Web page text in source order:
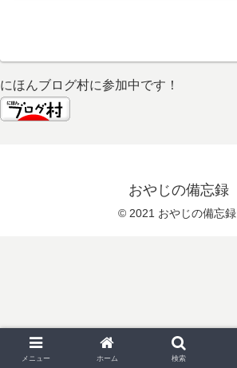
にほんブログ村に参加中です！
おやじの備忘録
© 2021 おやじの備忘録.
メニュー ホーム 検索